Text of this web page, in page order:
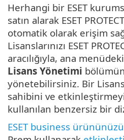
Herhangi bir ESET
satın alarak ESET
otomatik olarak erişim
Lisanslarınızı ESET
aracılığıyla, ana menüdeki
Lisans Yönetimi
yönetebilirsiniz. Bir
sahibini ve
kullanılan benzersiz bir
ESET business ürününüzü